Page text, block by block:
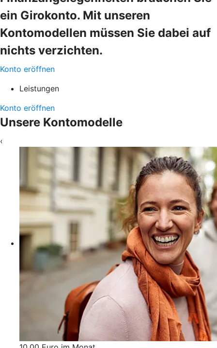
ein Girokonto. Mit unseren
Kontomodellen müssen Sie dabei auf
nichts verzichten.
Konto eröffnen
Leistungen
Konto eröffnen
Unsere Kontomodelle
‹